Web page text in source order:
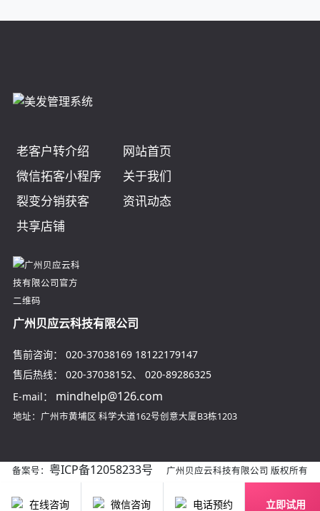
老客户转介绍
网站首页
微信拓客小程序
关于我们
裂变分销获客
资讯动态
共享店铺
广州贝应云科技有限公司
售前咨询： 020-37038169 18122179147
售后热线：
020-37038152、 020-89286325
E-mail：
mindhelp@126.com
地址：广州市黄埔区 科学大道162号创意大厦B3栋1203
备案号： 粤ICP备12058233号 广州贝应云科技有限公司 版权所有